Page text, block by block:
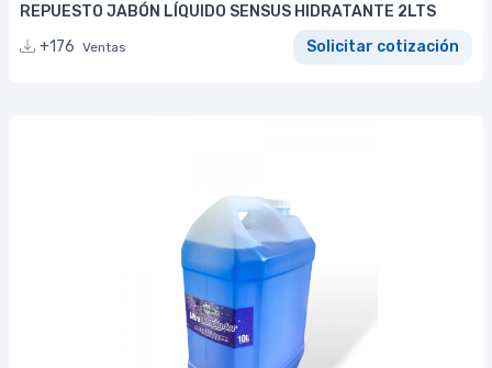
REPUESTO JABÓN LÍQUIDO SENSUS HIDRATANTE 2LTS
+176 Ventas Solicitar cotización